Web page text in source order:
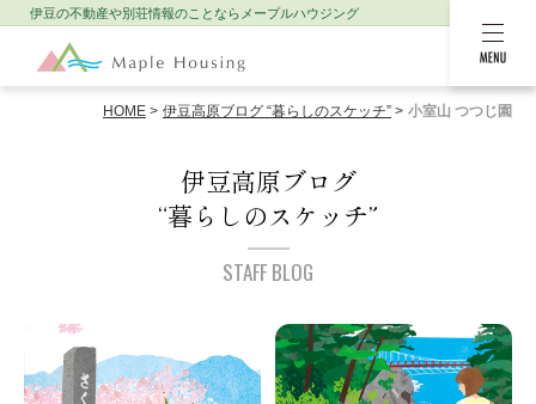
MENU
伊豆の不動産や別荘情報のことなら メープルハウジング
HOME 伊豆高原ブログ “暮らしのスケッチ” 小室山 つつじ園
伊豆高原ブログ
“暮らしのスケッチ”
STAFF BLOG